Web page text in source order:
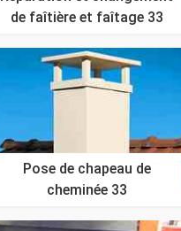
de faîtière et faîtage 33
Pose de chapeau de
cheminée 33